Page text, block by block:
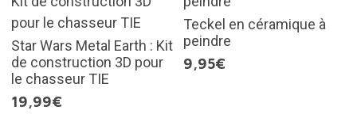
Star Wars Metal Earth : Kit
de construction 3D pour
le chasseur TIE
19,99€
Teckel en céramique à
peindre
9,95€